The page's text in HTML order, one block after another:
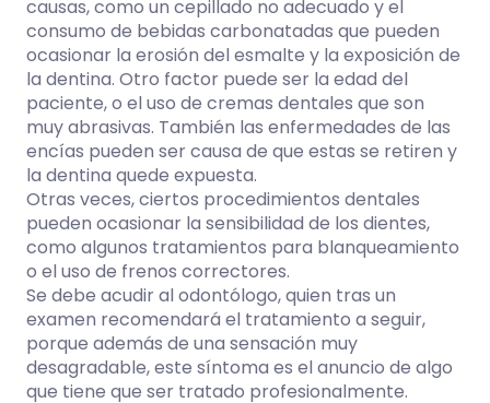
causas, como un cepillado no adecuado y el
consumo de bebidas carbonatadas que pueden
ocasionar la erosión del esmalte y la exposición de
la dentina. Otro factor puede ser la edad del
paciente, o el uso de cremas dentales que son
muy abrasivas. También las enfermedades de las
encías pueden ser causa de que estas se retiren y
la dentina quede expuesta.
Otras veces, ciertos procedimientos dentales
pueden ocasionar la sensibilidad de los dientes,
como algunos tratamientos para blanqueamiento
o el uso de frenos correctores.
Se debe acudir al odontólogo, quien tras un
examen recomendará el tratamiento a seguir,
porque además de una sensación muy
desagradable, este síntoma es el anuncio de algo
que tiene que ser tratado profesionalmente.